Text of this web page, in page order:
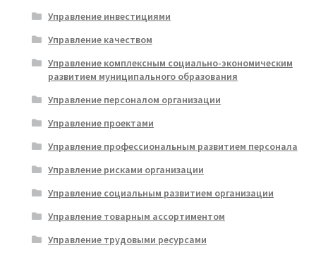
Управление инвестициями
Управление качеством
Управление комплексным социально-экономическим
развитием муниципального образования
Управление персоналом организации
Управление проектами
Управление профессиональным развитием персонала
Управление рисками организации
Управление социальным развитием организации
Управление товарным ассортиментом
Управление трудовыми ресурсами